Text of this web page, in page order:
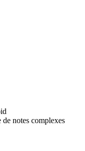
notes complexes